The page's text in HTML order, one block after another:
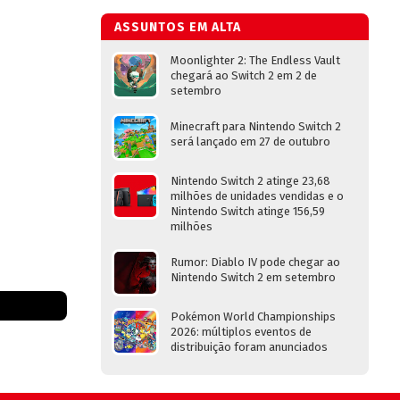
ASSUNTOS EM ALTA
Moonlighter 2: The Endless Vault
chegará ao Switch 2 em 2 de
setembro
Minecraft para Nintendo Switch 2
será lançado em 27 de outubro
Nintendo Switch 2 atinge 23,68
milhões de unidades vendidas e o
Nintendo Switch atinge 156,59
milhões
Rumor: Diablo IV pode chegar ao
Nintendo Switch 2 em setembro
Pokémon World Championships
2026: múltiplos eventos de
distribuição foram anunciados